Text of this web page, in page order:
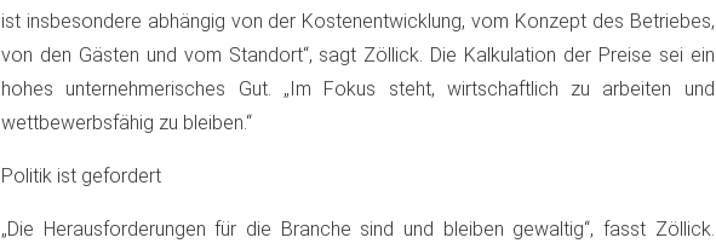
ist insbesondere abhängig von der Kostenentwicklung, vom Konzept des Betriebes,
von den Gästen und vom Standort“, sagt Zöllick. Die Kalkulation der Preise sei ein
hohes unternehmerisches Gut. „Im Fokus steht, wirtschaftlich zu arbeiten und
wettbewerbsfähig zu bleiben.“
Politik ist gefordert
„Die Herausforderungen für die Branche sind und bleiben gewaltig“, fasst Zöllick.